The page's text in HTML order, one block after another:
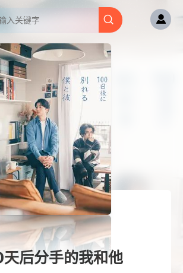
后分手的我和他